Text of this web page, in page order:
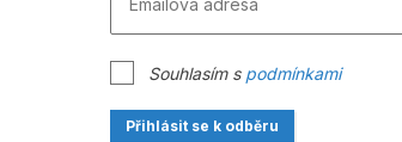
Souhlasím s podmínkami
Přihlásit se k odběru